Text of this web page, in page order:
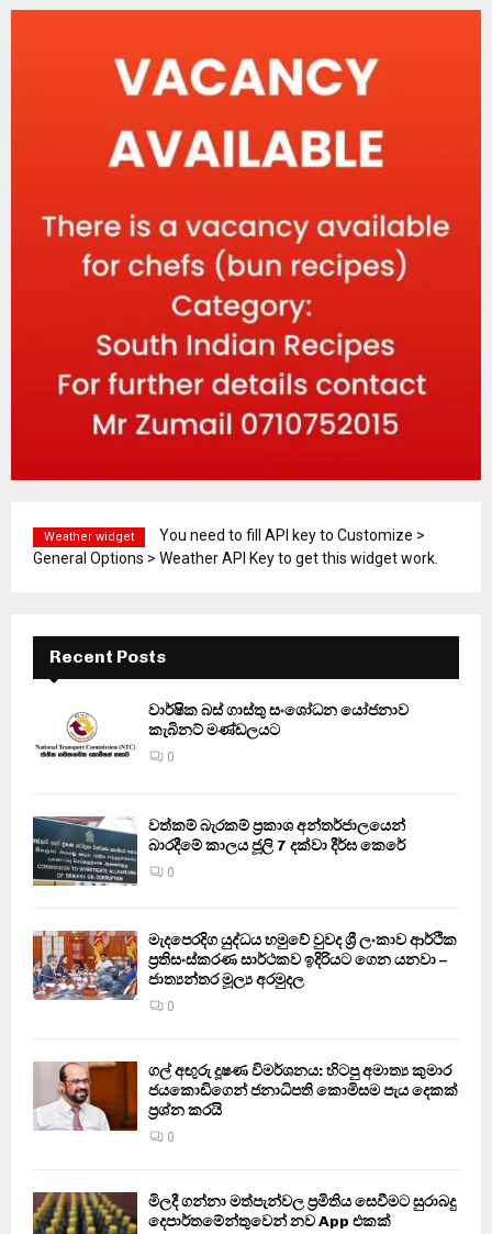
Weather widget
You need to fill API key to Customize >
General Options > Weather API Key to get this widget work.
Recent Posts
වාර්ෂික බස් ගාස්තු සංශෝධන යෝජනාව
කැබිනට් මණ්ඩලයට
0
වත්කම් බැරකම් ප්‍රකාශ අන්තර්ජාලයෙන්
බාරදීමේ කාලය ජූලි 7 දක්වා දීර්ඝ කෙරේ
0
මැදපෙරදිග යුද්ධය හමුවේ වුවද ශ්‍රී ලංකාව ආර්ථික
ප්‍රතිසංස්කරණ සාර්ථකව ඉදිරියට ගෙන යනවා –
ජාත්‍යන්තර මූල්‍ය අරමුදල
0
ගල් අඟුරු දූෂණ විමර්ශනය: හිටපු අමාත්‍ය කුමාර
ජයකොඩිගෙන් ජනාධිපති කොමිසම පැය දෙකක්
ප්‍රශ්න කරයි
0
මිලදී ගන්නා මත්පැන්වල ප්‍රමිතිය සෙවීමට සුරාබදු
දෙපාර්තමේන්තුවෙන් නව App එකක්